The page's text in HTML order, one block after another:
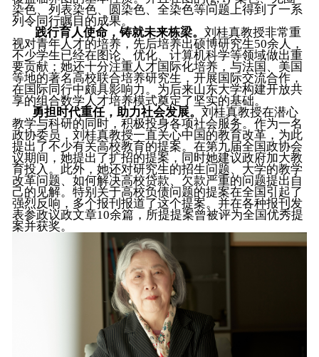
染色、列表染色、圆染色、全染色等问题上得到了一系
列令同行瞩目的成果。
践行育人使命，铸就未来栋梁。刘桂真教授非常重
视对青年人才的培养，先后培养出硕博研究生50余人，
不少学生已经在图论、优化、计算机科学等领域做出重
要贡献；她还十分注重人才国际化培养，与法国、美国
等地的著名高校联合培养研究生，开展国际交流合作，
在国际同行中颇具影响力。为后来山东大学构建开放共
享的组合数学人才培养模式奠定了坚实的基础。
勇担时代重任，助力社会发展。刘桂真教授在潜心
教学与科研的同时，积极投身各项社会服务。作为一名
政协委员，刘桂真教授一直关心中国的教育改革，为此
提出了不少有关高校教育的提案。在第九届全国政协会
议期间，她提出了扩招的提案，同时她建议政府加大教
育投入。此外，她还对研究生的招生问题、大学的教学
改革问题、如何解决高校贷款、欠款严重的问题提出自
己的见解。特别关于高校负债问题的提案在全国引起了
强烈反响，多个报刊报道了这个提案。并在各种报刊发
表参政议政文章10余篇，所提提案曾被评为全国优秀提
案并获奖。